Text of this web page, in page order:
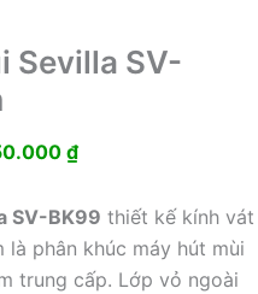
Sevilla SV-
₫.
₫Giá
tại
là:
7.250.000 ₫.
SV-BK99 thiết kế kính vát
là phân khúc máy hút mùi
trung cấp. Lớp vỏ ngoài